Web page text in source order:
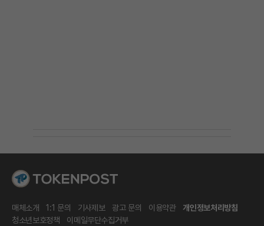
매체소개 1:1 문의 기사제보 광고 문의 이용약관
개인정보처리방침
청소년보호정책
이메일무단수집거부